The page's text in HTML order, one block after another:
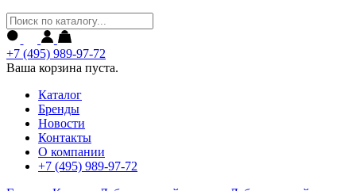
+7 (495) 989-97-72
Ваша корзина пуста.
Каталог
Бренды
Новости
Контакты
О компании
+7 (495) 989-97-72